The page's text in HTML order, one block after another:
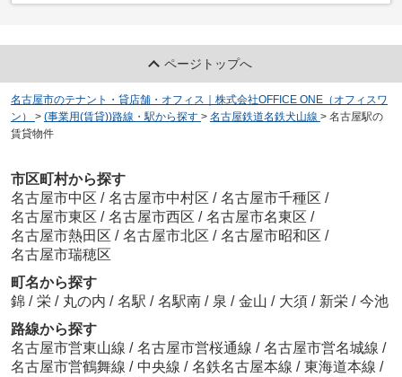
ページトップへ
名古屋市のテナント・貸店舗・オフィス｜株式会社OFFICE ONE（オフィスワ
ン）
> (事業用(賃貸))路線・駅から探す > 名古屋鉄道名鉄犬山線 > 名古屋駅の
賃貸物件
市区町村から探す
名古屋市中区 / 名古屋市中村区 / 名古屋市千種区 /
名古屋市東区 / 名古屋市西区 / 名古屋市名東区 /
名古屋市熱田区 / 名古屋市北区 / 名古屋市昭和区 /
名古屋市瑞穂区
町名から探す
錦 / 栄 / 丸の内 / 名駅 / 名駅南 / 泉 / 金山 / 大須 / 新栄 / 今池
路線から探す
名古屋市営東山線 / 名古屋市営桜通線 / 名古屋市営名城線 /
名古屋市営鶴舞線 / 中央線 / 名鉄名古屋本線 / 東海道本線 /